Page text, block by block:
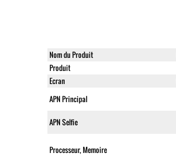
Nom du Produit
Produit
Ecran
APN Principal
APN Selfie
Processeur, Memoire